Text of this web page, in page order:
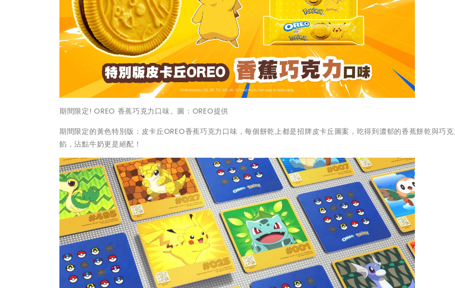
期間限定! OREO 香蕉巧克力口味。圖：OREO提供
期間限定的黃色特別版：皮卡丘OREO香蕉巧克力口味，每個餅乾上都是招牌皮卡丘圖案，吃得到濃郁的香蕉餅乾與巧
餡，沾點牛奶更是絕配！